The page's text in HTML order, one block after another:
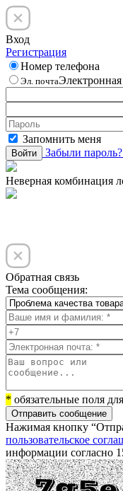
Вход
Регистрация
Номер телефона
Эл. почтаЭлектронная
Запомнить меня
Войти Забыли
Неверная комбинация
Обратная связь
Тема сообщения:
* обязательные поля
Отправить сообщение
Нажимая кнопку
пользовательское
информации согласно